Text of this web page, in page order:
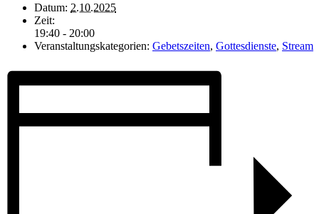
Datum: 2.10.2025
Zeit:
19:40 - 20:00
Veranstaltungskategorien: Gebetszeiten, Gottesdienste, Stream